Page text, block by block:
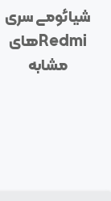
شیائومی سری
Redmi‌های
مشابه